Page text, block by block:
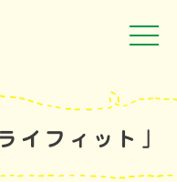
イフィット」